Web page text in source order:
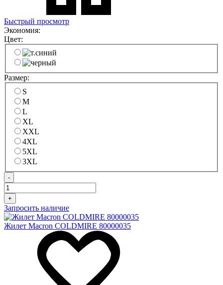
Быстрый просмотр
Экономия:
Цвет:
Размер:
S
M
L
XL
XXL
4XL
5XL
3XL
-
+
Запросить наличие
Жилет Macron COLDMIRE 80000035